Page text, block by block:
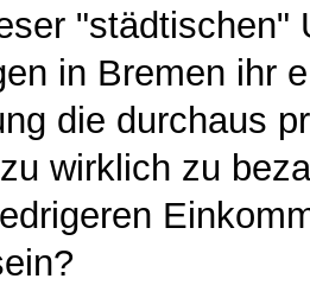
"städtischen"
in Bremen ihr
die durchaus
wirklich zu